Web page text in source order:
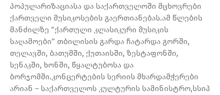
პოპულარიზაციასა და საქართველოში მცხოვრები
ქართველი მუსიკოსების გაერთიანებას.ამ წლების
მანძილზე “ქართული კლასიკური მუსიკის
საღამოები“ თბილისის გარდა ჩატარდა გორში,
თელავში, ბათუმში, ქუთაისში, ზესტაფონში,
სენაკში, ხონში, წყალტუბოსა და
ბორჯომში.კონცერტების სერიის მხარდამჭერები
არიან – საქართველოს კულტურის სამინისტრო,სსიპ